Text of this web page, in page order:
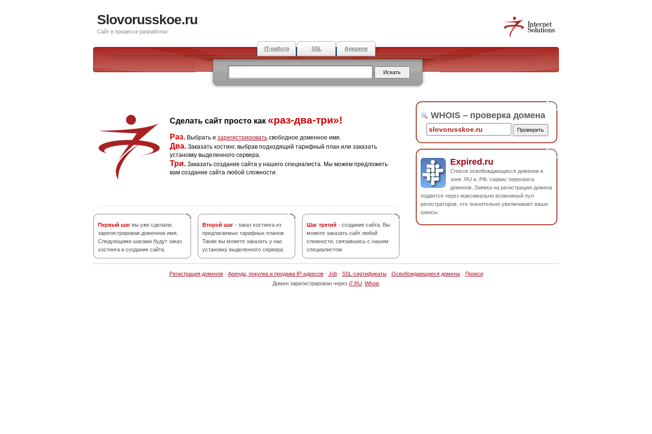
Slovorusskoe.ru
Сайт в процессе разработки
IT-работа SSL Аукцион
Сделать сайт просто как «раз-два-три»!
Раз. Выбрать и зарегистрировать свободное доменное имя.
Два. Заказать хостинг, выбрав подходящий тарифный план или заказать
установку выделенного сервера.
Три. Заказать создание сайта у нашего специалиста. Мы можем предложить
вам создание сайта любой сложности.
Первый шаг вы уже сделали,
зарегистрировав доменное имя.
Следующими шагами будут заказ
хостинга и создание сайта.
Второй шаг - заказ хостинга из
предлагаемых тарифных планов.
Также вы можете заказать у нас
установку выделенного сервера.
Шаг третий - создание сайта. Вы
можете заказать сайт любой
сложности, связавшись с нашим
специалистом.
WHOIS – проверка домена
Expired.ru
Список освобождающихся доменов в
зоне .RU и .РФ, сервис перехвата
доменов. Заявка на регистрацию домена
подается через максимально возможный пул
регистраторов, что значительно увеличивает ваши
шансы.
Регистрация доменов· Аренда, покупка и продажа IP-адресов· Job· SSL-сертификаты· Освобождающиеся домены· Прокси
Домен зарегистрирован через i7.RU Whois